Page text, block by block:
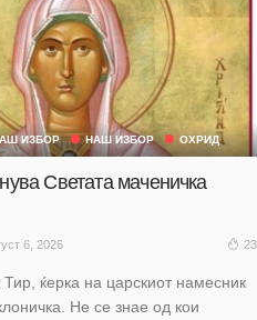
ИЗБОР НАШ ИЗБОР ОХРИД
Светата маченичка
6, 2026 23
ќерка на царскиот намесник
Не се знае од кои